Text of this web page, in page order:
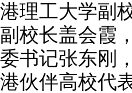
港理工大学副
副校长盖会霞
委书记张东刚
港伙伴高校代